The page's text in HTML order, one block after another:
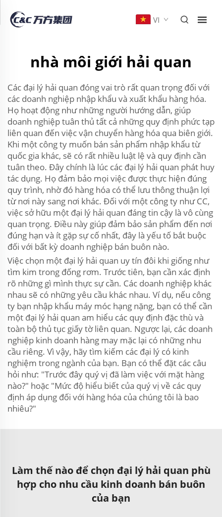
VI
nhà môi giới hải quan
Các đại lý hải quan đóng vai trò rất quan trọng đối với
các doanh nghiệp nhập khẩu và xuất khẩu hàng hóa.
Họ hoạt động như những người hướng dẫn, giúp
doanh nghiệp tuân thủ tất cả những quy định phức tạp
liên quan đến việc vận chuyển hàng hóa qua biên giới.
Khi một công ty muốn bán sản phẩm nhập khẩu từ
quốc gia khác, sẽ có rất nhiều luật lệ và quy định cần
tuân theo. Đây chính là lúc các đại lý hải quan phát huy
tác dụng. Họ đảm bảo mọi việc được thực hiện đúng
quy trình, nhờ đó hàng hóa có thể lưu thông thuận lợi
từ nơi này sang nơi khác. Đối với một công ty như CC,
việc sở hữu một đại lý hải quan đáng tin cậy là vô cùng
quan trọng. Điều này giúp đảm bảo sản phẩm đến nơi
đúng hạn và ít gặp sự cố nhất, đây là yếu tố bắt buộc
đối với bất kỳ doanh nghiệp bán buôn nào.
Việc chọn một đại lý hải quan uy tín đôi khi giống như
tìm kim trong đống rơm. Trước tiên, bạn cần xác định
rõ những gì mình thực sự cần. Các doanh nghiệp khác
nhau sẽ có những yêu cầu khác nhau. Ví dụ, nếu công
ty bạn nhập khẩu máy móc hạng nặng, bạn có thể cần
một đại lý hải quan am hiểu các quy định đặc thù và
toàn bộ thủ tục giấy tờ liên quan. Ngược lại, các doanh
nghiệp kinh doanh hàng may mặc lại có những nhu
cầu riêng. Vì vậy, hãy tìm kiếm các đại lý có kinh
nghiệm trong ngành của bạn. Bạn có thể đặt các câu
hỏi như: "Trước đây quý vị đã làm việc với mặt hàng
nào?" hoặc "Mức độ hiểu biết của quý vị về các quy
định áp dụng đối với hàng hóa của chúng tôi là bao
nhiêu?"
Làm thế nào để chọn đại lý hải quan phù
hợp cho nhu cầu kinh doanh bán buôn
của bạn